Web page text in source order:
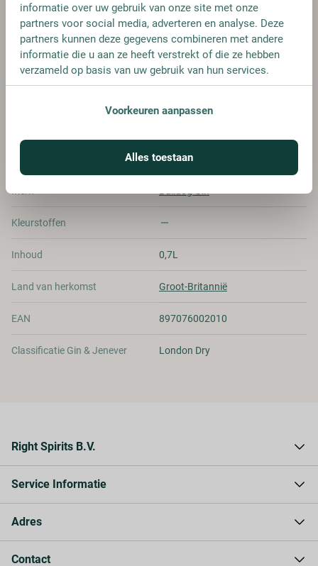
SPECIFICATIES
40.00%
Kleurstoffen
Inhoud 0,7L
Land van herkomst Groot-Britannië
EAN 897076002010
Classificatie Gin & Jenever London Dry
FLES
€ 18,25
Right Spirits B.V.
Privacy Statement
Service Informatie
Adres
Contact
informatie over uw gebruik van onze site met onze
partners voor social media, adverteren en analyse. Deze
partners kunnen deze gegevens combineren met andere
informatie die u aan ze heeft verstrekt of die ze hebben
verzameld op basis van uw gebruik van hun services.
Voorkeuren aanpassen
Alles toestaan